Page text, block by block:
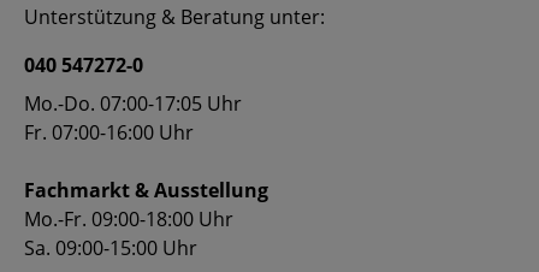
Unterstützung & Beratung unter:
040 547272-0
Mo.-Do. 07:00-17:05 Uhr
Fr. 07:00-16:00 Uhr
Fachmarkt & Ausstellung
Mo.-Fr. 09:00-18:00 Uhr
Sa. 09:00-15:00 Uhr